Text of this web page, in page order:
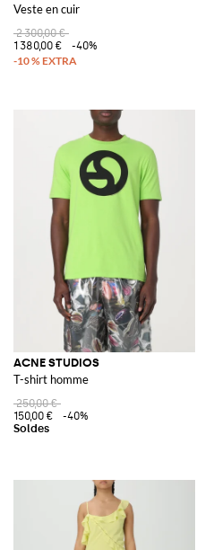
Veste en cuir
2 300,00 €
1 380,00 €
-40%
ACNE STUDIOS
T-shirt homme
250,00 €
150,00 €
-40%